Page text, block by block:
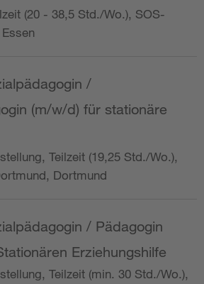
(20 - 38,5 Std./Wo.), SOS-
/
(m/w/d) für stationäre
Teilzeit (19,25 Std./Wo.),
Dortmund
/ Pädagogin
Erziehungshilfe
Teilzeit (min. 30 Std./Wo.),